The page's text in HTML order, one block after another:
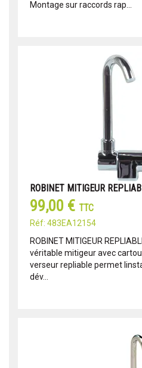
Montage sur raccords rap...
ROBINET MITIGEUR
99,00 € TTC
Réf: 483EA12154
ROBINET MITIGEUR
véritable mitigeur avec
verseur repliable permet
dév...